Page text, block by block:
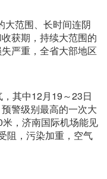
大范围、长时间连阴
获期，持续大范围的
严重，全省大部地区
其中12月19～23日
警级别最高的一次大
，济南国际机场能见
阻，污染加重，空气